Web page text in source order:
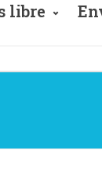
libre